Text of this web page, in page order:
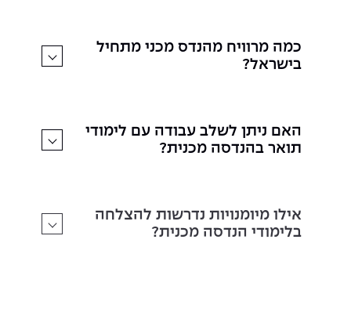
כמה מרוויח מהנדס מכני מתחיל
בישראל?
האם ניתן לשלב עבודה עם לימודי
תואר בהנדסה מכנית?
אילו מיומנויות נדרשות להצלחה
בלימודי הנדסה מכנית?